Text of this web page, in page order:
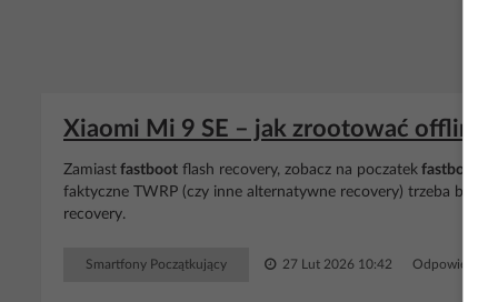
Xiaomi Mi 9 SE – jak zrootować offline
Zamiast fastboot flash recovery, zobacz na poczatek fastboot
faktyczne TWRP (czy inne alternatywne recovery) trzeba bylo
recovery.
Smartfony Początkujący 27 Lut 2026 10:42 Odpowiedzi: